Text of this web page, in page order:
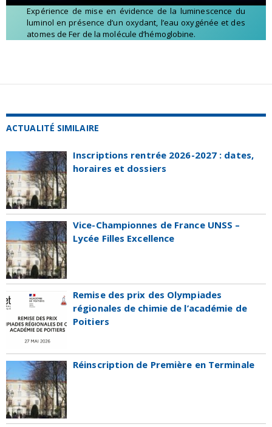
Expérience de mise en évidence de la luminescence du
luminol en présence d’un oxydant, l’eau oxygénée et des
atomes de Fer de la molécule d’hémoglobine.
ACTUALITÉ SIMILAIRE
Inscriptions rentrée 2026-2027 : dates,
horaires et dossiers
Vice-Championnes de France UNSS –
Lycée Filles Excellence
Remise des prix des Olympiades
régionales de chimie de l’académie de
Poitiers
Réinscription de Première en Terminale